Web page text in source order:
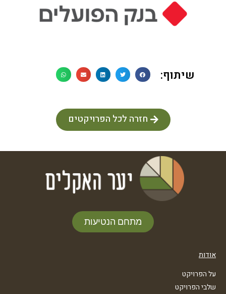
שיתוף:
חזרה לכל הפרויקטים
מתחם הנטיעות
אודות
על הפרויקט
שלבי הפרויקט